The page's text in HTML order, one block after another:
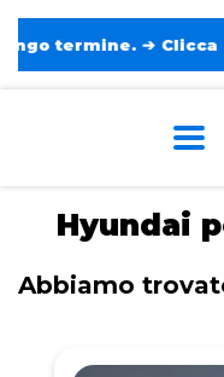
➔ Clicca e trova
Hyundai
Abbiamo